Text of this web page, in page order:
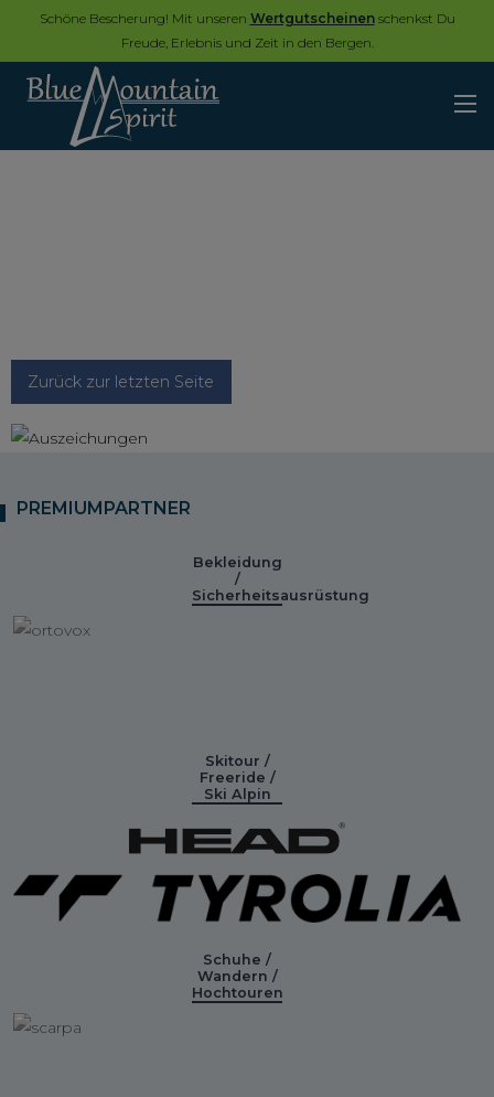
Schöne Bescherung! Mit unseren Wertgutscheinenschenkst Du
Freude, Erlebnis und Zeit in den Bergen.
Zurück zur letzten Seite
PREMIUMPARTNER
Bekleidung
/
Sicherheitsausrüstung
Skitour /
Freeride /
Ski Alpin
Schuhe /
Wandern /
Hochtouren